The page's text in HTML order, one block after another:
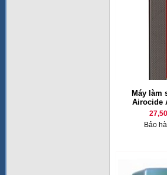
Máy làm
Airocide
Bảo